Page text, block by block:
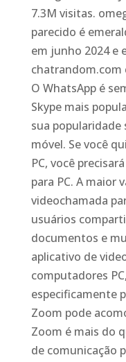
7.3M visitas.
parecido é
em junho 2024 e
chatrandom.com
O WhatsApp é
Skype mais
sua popularidade
móvel. Se você
PC, você
para PC. A maior
videochamada
usuários
documentos e
aplicativo de
computadores
especificamente
Zoom pode
Zoom é mais do
de comunicação